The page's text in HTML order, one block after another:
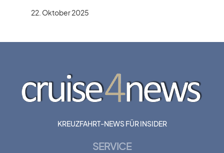
22. Oktober 2025
KREUZFAHRT-NEWS FÜR INSIDER
SERVICE